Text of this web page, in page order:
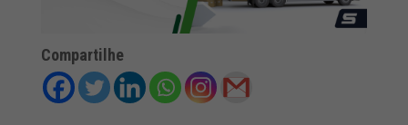
Compartilhe